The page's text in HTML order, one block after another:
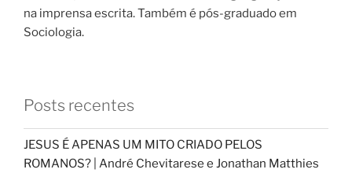
na imprensa escrita. Também é pós-graduado em
Sociologia.
Posts recentes
JESUS É APENAS UM MITO CRIADO PELOS
ROMANOS? | André Chevitarese e Jonathan Matthies